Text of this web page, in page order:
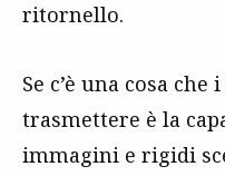
ritornello.
Se c’è una cosa
trasmettere è la
immagini e rigidi